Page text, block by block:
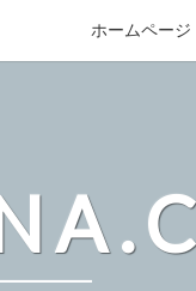
ホームページ